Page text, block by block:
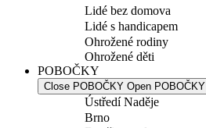
Lidé bez domova
Lidé s handicapem
Ohrožené rodiny
Ohrožené děti
POBOČKY
Close POBOČKY Open POBOČKY
Ústředí Naděje
Brno